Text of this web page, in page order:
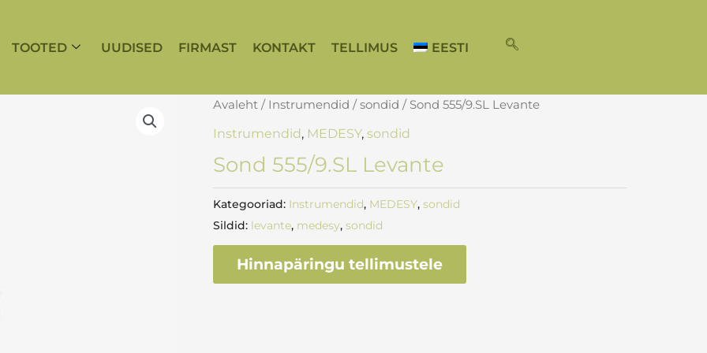
TOOTED UUDISED FIRMAST KONTAKT TELLIMUS EESTI
Avaleht/ Instrumendid / sondid / Sond 555/9.SL Levante
Instrumendid, MEDESY, sondid
Sond 555/9.SL Levante
Kategooriad: Instrumendid, MEDESY, sondid
Sildid: levante, medesy, sondid
Hinnapäringu tellimustele